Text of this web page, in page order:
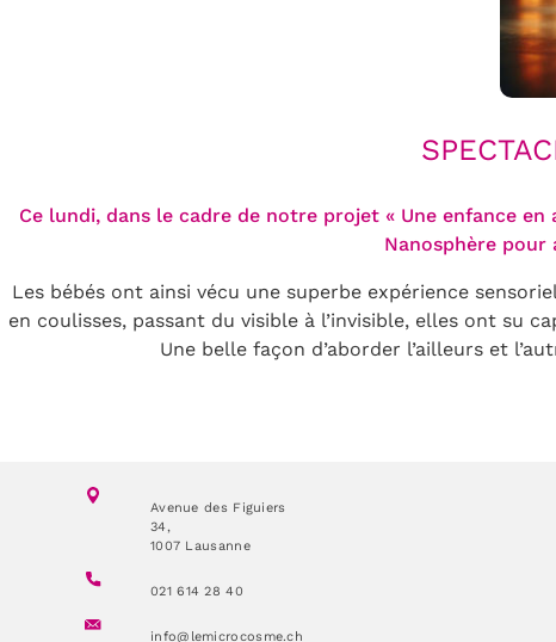
Ce lundi, dans le cadre de notre projet « Une enfance
Nanosphère pour
Les bébés ont ainsi vécu une superbe expérience
en coulisses, passant du visible à l’invisible, elles ont su
Une belle façon d’aborder l’ailleurs et
Avenue des Figuiers
34,
1007 Lausanne
021 614 28 40
info@lemicrocosme.ch